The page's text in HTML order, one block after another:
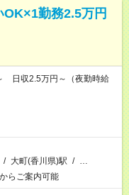
勤務2.5万円
日収2.5万円～（夜勤時給
/ 大町(香川県)駅 / …
らご案内可能